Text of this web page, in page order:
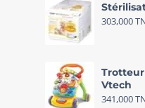
303,000
Vtech
341,000